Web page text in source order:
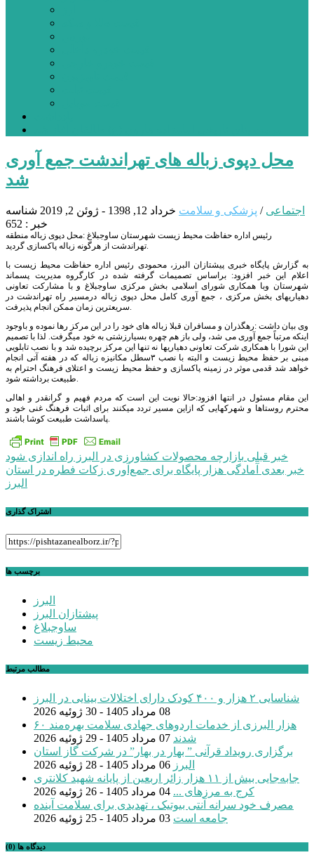
محل دپوی زباله های تهراندشت جمع آوری
شد
اجتماعی / پزشکی و سلامت خرداد 12, 1398 - ژوئن 2, 2019
شناسه
خبر : 652
رئیس اداره حفاظت محیط زیست شهرستان ساوجبلاغ :محل دپوی زباله منطقه
تهراندشت از هرگونه زباله پاکسازی گردید.
به گزارش پایگاه خبری پیشتازان البرز، محمودی رئیس اداره حفاظت محیط زیست با
اعلام این خبر افزود: براساس تصمیمات گرفته شده در کارگروه مدیریت پسماند
شهرستان وبا همکاری شورای اسلامی بخش مرکزی ساوجبلاغ و با مشارکت تعاونی
دهیاریهای بخش مرکزی ، جمع آوری کامل محل دپوی زباله درمسیر راه تهراندشت در
سریعترین زمان ممکن انجام پذیرفت.
وی بیان داشت :رهگذران و مسافران قبلا زباله های خود را در این مرکز رها نموده و باوجود
اینکه مرتباً جمع آوری می شد، ولی باز هم چهره بسیارزشتی به خود میگرفت. لذا با تصمیم
این شورا با همکاری شرکت تعاونی دهیاریها نه تنها این مرکز برچیده شد و با نصب تابلویی
مبنی بر حفظ محیط زیست و البته با نصب ۳سطل مکانیزه زباله که در هفته آتی انجام
خواهد شد قدمی موثر در زمینه پاکسازی و حفظ محیط زیست و اعتلای فرهنگ احترام به
طبیعت برداشته شود.
این مقام مسئول در انتها افزود:حالا نوبت این است که مردم فهیم و گرانقدر و اهالی
محترم روستاها و شهرکهایی که ازاین مسیر تردد میکنند برای اثبات فرهنگ غنی خود و
پاسداشت طبیعت کوشا باشند.
راهبری
نوشته
خبر قبلی بازارچه محصولات کشاورزی در البرز راه اندازی شود
خبر بعدی آمادگی هزار پایگاه برای جمع‌آوری زکات فطره در استان
البرز
اشتراک گذاری
برچسب ها
البرز
پیشتازان البرز
ساوجبلاغ
محیط زیست
مطالب مرتبط
شناسایی ۲ هزار و ۴۰۰ کودک دارای اختلالات بینایی در البرز
08 مرداد 1405 - 30 ژوئیه 2026
۶۰ هزار البرزی از خدمات اردوهای جهادی سلامت بهره‌مند
شدند 07 مرداد 1405 - 29 ژوئیه 2026
برگزاری رویداد قرآنی ” بهار در بهار” در شرکت گاز استان
البرز 06 مرداد 1405 - 28 ژوئیه 2026
جابه‌جایی بیش از ۱۱ هزار زائر اربعین از پایانه شهید کلانتری
کرج به مرزهای ... 04 مرداد 1405 - 26 ژوئیه 2026
مصرف خود سرانه آنتی بیوتیک ، تهدیدی برای سلامت آینده
جامعه است 03 مرداد 1405 - 25 ژوئیه 2026
دیدگاه ها (0)